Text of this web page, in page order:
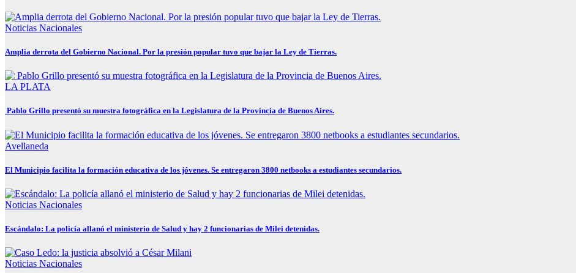
Noticias Nacionales
Amplia derrota del Gobierno Nacional. Por la presión popular tuvo que bajar la Ley de Tierras.
LA PLATA
Pablo Grillo presentó su muestra fotográfica en la Legislatura de la Provincia de Buenos Aires.
Avellaneda
El Municipio facilita la formación educativa de los jóvenes. Se entregaron 3800 netbooks a estudiantes secundarios.
Noticias Nacionales
Escándalo: La policía allanó el ministerio de Salud y hay 2 funcionarias de Milei detenidas.
Noticias Nacionales